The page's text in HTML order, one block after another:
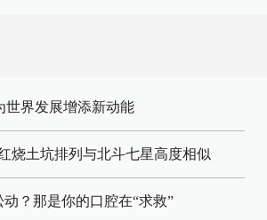
世界发展增添新动能
烧土坑排列与北斗七星高度相似
？那是你的口腔在“求救”